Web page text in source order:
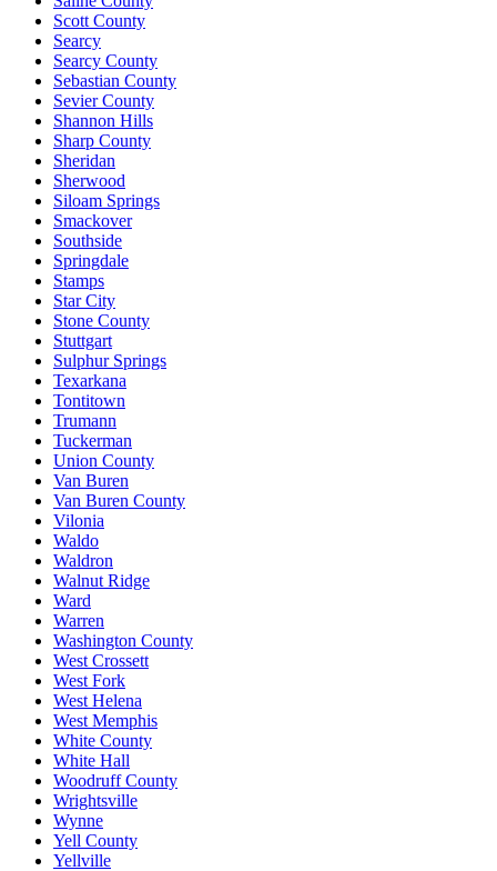
Scott County
Searcy
Searcy County
Sebastian County
Sevier County
Shannon Hills
Sharp County
Sheridan
Sherwood
Siloam Springs
Smackover
Southside
Springdale
Stamps
Star City
Stone County
Stuttgart
Sulphur Springs
Texarkana
Tontitown
Trumann
Tuckerman
Union County
Van Buren
Van Buren County
Vilonia
Waldo
Waldron
Walnut Ridge
Ward
Warren
Washington County
West Crossett
West Fork
West Helena
West Memphis
White County
White Hall
Woodruff County
Wrightsville
Wynne
Yell County
Yellville